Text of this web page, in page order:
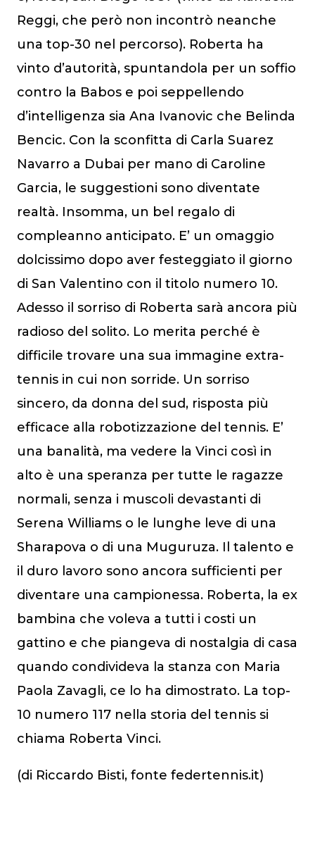
Reggi, che però non incontrò neanche
una top-30 nel percorso). Roberta ha
vinto d’autorità, spuntandola per un soffio
contro la Babos e poi seppellendo
d’intelligenza sia Ana Ivanovic che Belinda
Bencic. Con la sconfitta di Carla Suarez
Navarro a Dubai per mano di Caroline
Garcia, le suggestioni sono diventate
realtà. Insomma, un bel regalo di
compleanno anticipato. E’ un omaggio
dolcissimo dopo aver festeggiato il giorno
di San Valentino con il titolo numero 10.
Adesso il sorriso di Roberta sarà ancora più
radioso del solito. Lo merita perché è
difficile trovare una sua immagine extra-
tennis in cui non sorride. Un sorriso
sincero, da donna del sud, risposta più
efficace alla robotizzazione del tennis. E’
una banalità, ma vedere la Vinci così in
alto è una speranza per tutte le ragazze
normali, senza i muscoli devastanti di
Serena Williams o le lunghe leve di una
Sharapova o di una Muguruza. Il talento e
il duro lavoro sono ancora sufficienti per
diventare una campionessa. Roberta, la ex
bambina che voleva a tutti i costi un
gattino e che piangeva di nostalgia di casa
quando condivideva la stanza con Maria
Paola Zavagli, ce lo ha dimostrato. La top-
10 numero 117 nella storia del tennis si
chiama Roberta Vinci.
(di Riccardo Bisti, fonte federtennis.it)